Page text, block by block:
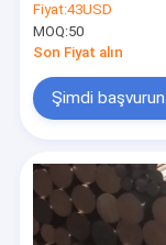
B196
Fiyat:43USD
MOQ:50
Son Fiyat alın
Şimdi başvurun